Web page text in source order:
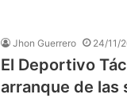
Jhon Guerrero 24/11/
El Deportivo
arranque de